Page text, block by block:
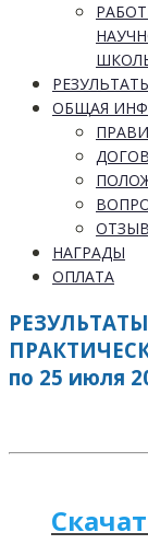
ОБЩАЯ
НАГРАДЫ
ОПЛАТА
по 25 июля